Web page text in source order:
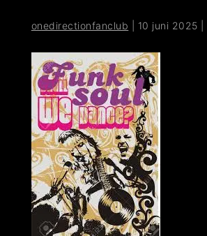
onedirectionfanclub 10 juni 2025